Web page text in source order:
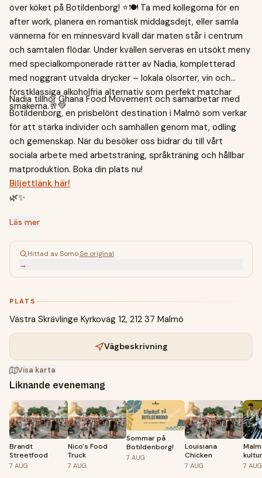
över köket på Botildenborg! ⭐🍽️ Ta med kollegorna för en
after work, planera en romantisk middagsdejt, eller samla
vännerna för en minnesvärd kväll där maten står i centrum
och samtalen flödar. Under kvällen serveras en utsökt meny
med specialkomponerade rätter av Nadia, kompletterad
med noggrant utvalda drycker – lokala ölsorter, vin och
förstklassiga alkoholfria alternativ som perfekt matchar
smakerna.🥂💚
Nadia tillhör Ghana Food Movement och samarbetar med
Botildenborg, en prisbelönt destination i Malmö som verkar
för att stärka individer och samhällen genom mat, odling
och gemenskap. När du besöker oss bidrar du till vårt
sociala arbete med arbetsträning, språkträning och hållbar
matproduktion. Boka din plats nu!
Biljettlänk här!
🌿✨
Läs mer
Hittad av SomoSe original
→
PLATS
Västra Skrävlinge Kyrkoväg 12, 212 37 Malmö
Vägbeskrivning
Visa karta
Liknande evenemang
Brandt
Streetfood
7 AUG
Nico's Food
Truck
7 AUG
Sommar på
Botildenborg!
7 AUG
Louisiana
Chicken
7 AUG 7 AUG